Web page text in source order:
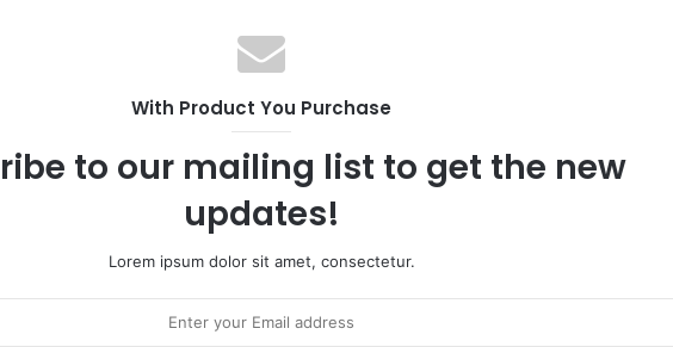
With Product You Purchase
to our mailing list to get the new
updates!
Lorem ipsum dolor sit amet, consectetur.